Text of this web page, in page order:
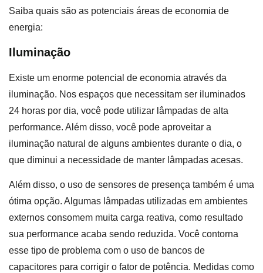
Saiba quais são as potenciais áreas de economia de
energia:
Iluminação
Existe um enorme potencial de economia através da
iluminação. Nos espaços que necessitam ser iluminados
24 horas por dia, você pode utilizar lâmpadas de alta
performance. Além disso, você pode aproveitar a
iluminação natural de alguns ambientes durante o dia, o
que diminui a necessidade de manter lâmpadas acesas.
Além disso, o uso de sensores de presença também é uma
ótima opção. Algumas lâmpadas utilizadas em ambientes
externos consomem muita carga reativa, como resultado
sua performance acaba sendo reduzida. Você contorna
esse tipo de problema com o uso de bancos de
capacitores para corrigir o fator de potência. Medidas como